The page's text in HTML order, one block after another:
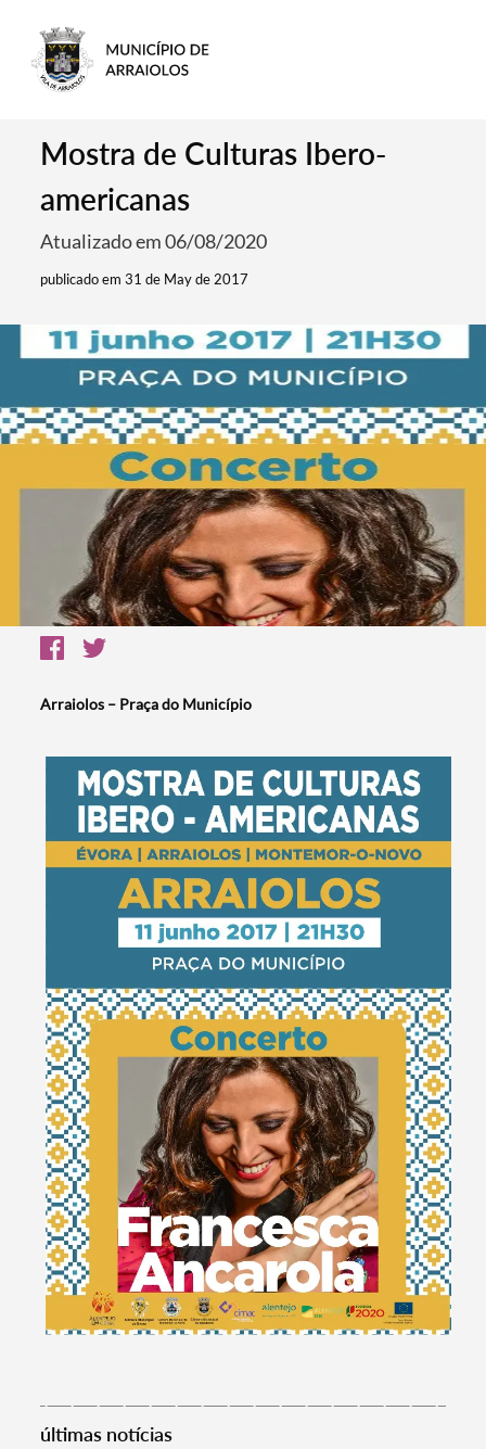
Termo de Pesquisa
Mostra de Culturas Ibero-
americanas
Atualizado em 06/08/2020
publicado em 31 de May de 2017
Arraiolos – Praça do Município
últimas notícias